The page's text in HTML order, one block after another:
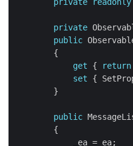
private
public
get { return
set {
public